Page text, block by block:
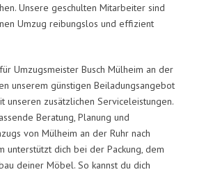
Unsere geschulten Mitarbeiter sind
Umzug reibungslos und effizient
Umzugsmeister Busch Mülheim an der
unserem günstigen Beiladungsangebot
unseren zusätzlichen Serviceleistungen.
Beratung, Planung und
von Mülheim an der Ruhr nach
unterstützt dich bei der Packung, dem
deiner Möbel. So kannst du dich